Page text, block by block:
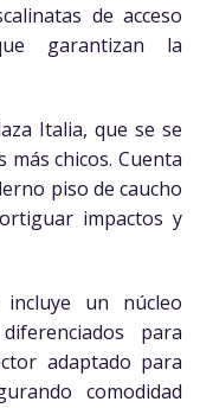
de acceso
garantizan la
Italia, que se se
chicos. Cuenta
piso de caucho
impactos y
un núcleo
para
adaptado para
comodidad